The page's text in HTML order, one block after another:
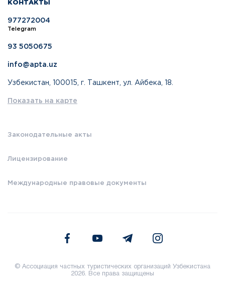
КОНТАКТЫ
977272004
Telegram
93 5050675
info@apta.uz
Узбекистан, 100015, г. Ташкент, ул. Айбека, 18.
Показать на карте
Законодательные акты
Лицензирование
Международные правовые документы
© Ассоциация частных туристических организаций Узбекистана
2026. Все права защищены